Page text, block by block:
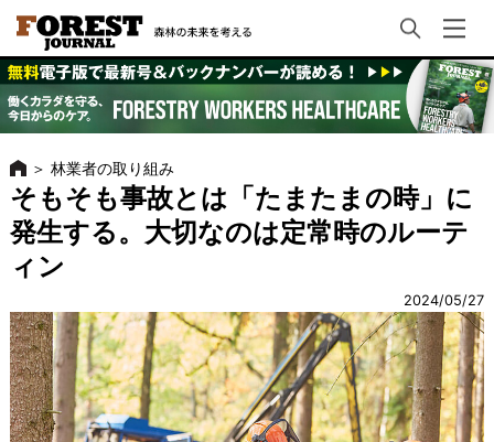
＞ 林業者の取り組み
そもそも事故とは「たまたまの時」に
発生する。大切なのは定常時のルーテ
ィン
2024/05/27